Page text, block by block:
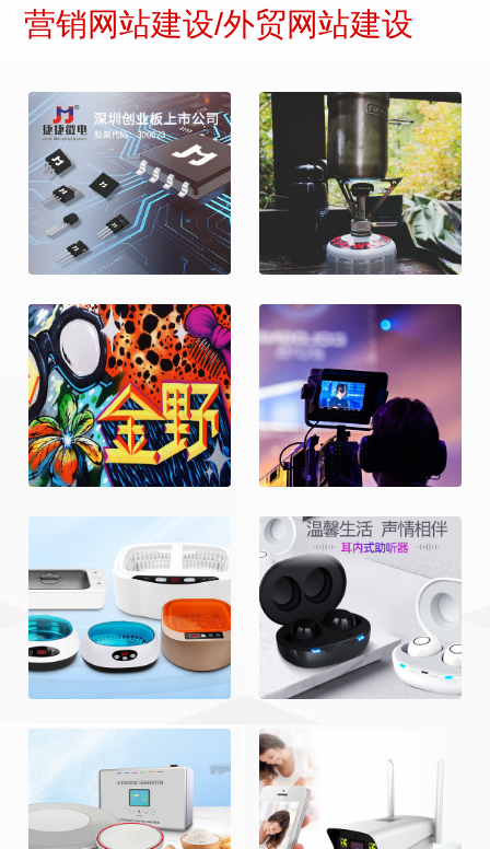
营销网站建设/外贸网站建设